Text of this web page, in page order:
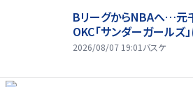
BリーグからNBAへ…
OKC「サンダーガールズ
2026/08/07 19:01バスケ